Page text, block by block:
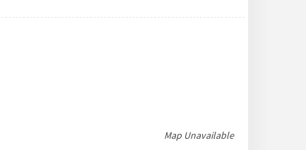
Map Unavailable